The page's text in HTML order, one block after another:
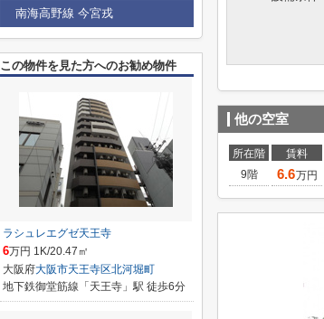
他の空室
所在階 賃料
9階
6.6万円
南海高野線 今宮戎
この物件を見た方へのお勧め物件
ラシュレエグゼ天王寺
6万円 1K/20.47㎡
大阪府大阪市天王寺区北河堀町
地下鉄御堂筋線「天王寺」駅 徒歩6分